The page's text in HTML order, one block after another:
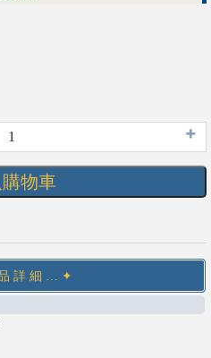
物車
詳 細 … ✦